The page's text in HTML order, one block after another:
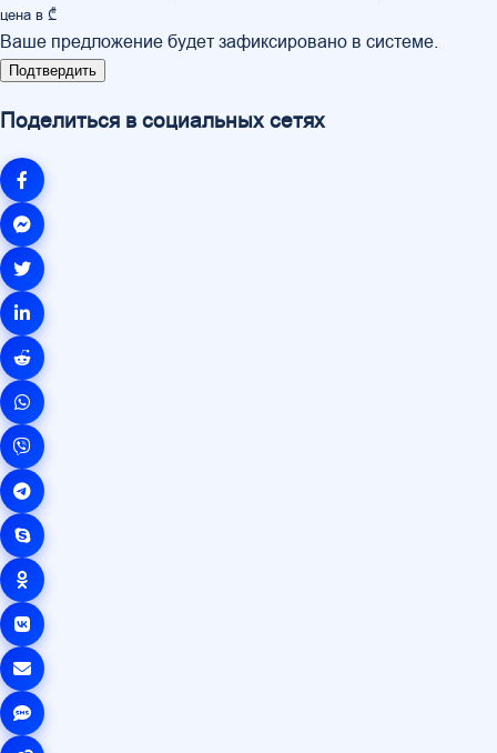
цена в ₾
Ваше предложение будет зафиксировано в системе.
Подтвердить
Поделиться в социальных сетях